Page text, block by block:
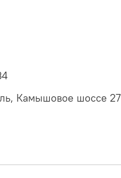
Камышовое шоссе